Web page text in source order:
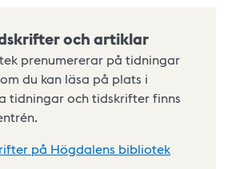
och artiklar
prenumererar på tidningar
du kan läsa på plats i
tidningar och tidskrifter finns
på Högdalens bibliotek